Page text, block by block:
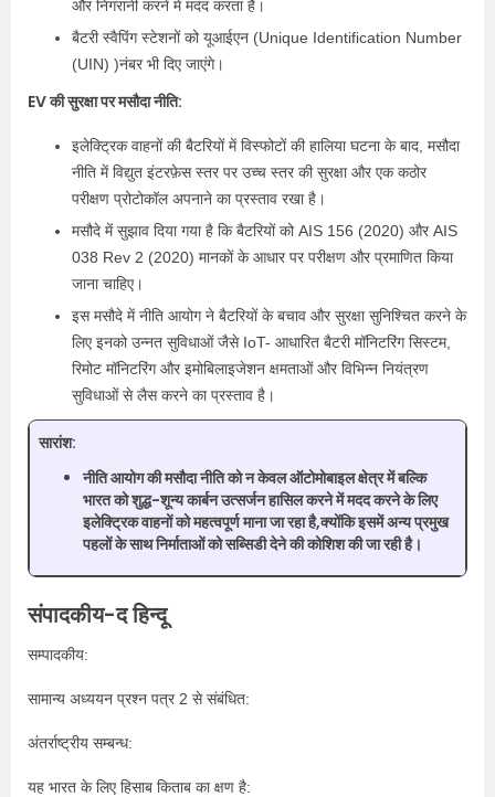
और निगरानी करने में मदद करता है।
बैटरी स्वैपिंग स्टेशनों को यूआईएन (Unique Identification Number
(UIN) )नंबर भी दिए जाएंगे।
EV की सुरक्षा पर मसौदा नीति:
इलेक्ट्रिक वाहनों की बैटरियों में विस्फोटों की हालिया घटना के बाद, मसौदा
नीति में विद्युत इंटरफ़ेस स्तर पर उच्च स्तर की सुरक्षा और एक कठोर
परीक्षण प्रोटोकॉल अपनाने का प्रस्ताव रखा है।
मसौदे में सुझाव दिया गया है कि बैटरियों को AIS 156 (2020) और AIS
038 Rev 2 (2020) मानकों के आधार पर परीक्षण और प्रमाणित किया
जाना चाहिए।
इस मसौदे में नीति आयोग ने बैटरियों के बचाव और सुरक्षा सुनिश्चित करने के
लिए इनको उन्नत सुविधाओं जैसे IoT- आधारित बैटरी मॉनिटरिंग सिस्टम,
रिमोट मॉनिटरिंग और इमोबिलाइजेशन क्षमताओं और विभिन्न नियंत्रण
सुविधाओं से लैस करने का प्रस्ताव है।
सारांश:
नीति आयोग की मसौदा नीति को न केवल ऑटोमोबाइल क्षेत्र में बल्कि
भारत को शुद्ध-शून्य कार्बन उत्सर्जन हासिल करने में मदद करने के लिए
इलेक्ट्रिक वाहनों को महत्वपूर्ण माना जा रहा है,क्योंकि इसमें अन्य प्रमुख
पहलों के साथ निर्माताओं को सब्सिडी देने की कोशिश की जा रही है।
संपादकीय-द हिन्दू
सम्पादकीय:
सामान्य अध्ययन प्रश्न पत्र 2 से संबंधित:
अंतर्राष्ट्रीय सम्बन्ध:
यह भारत के लिए हिसाब किताब का क्षण है: